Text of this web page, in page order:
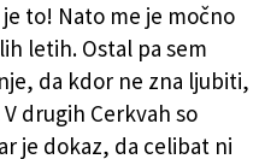
to! Nato me je močno
letih. Ostal pa sem
da kdor ne zna ljubiti,
drugih Cerkvah so
je dokaz, da celibat ni